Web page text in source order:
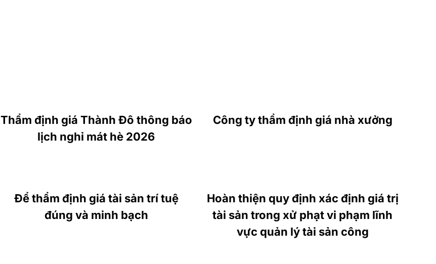
Thẩm định giá Thành Đô thông báo
lịch nghỉ mát hè 2026
Công ty thẩm định giá nhà xưởng
Để thẩm định giá tài sản trí tuệ
đúng và minh bạch
Hoàn thiện quy định xác định giá trị
tài sản trong xử phạt vi phạm lĩnh
vực quản lý tài sản công